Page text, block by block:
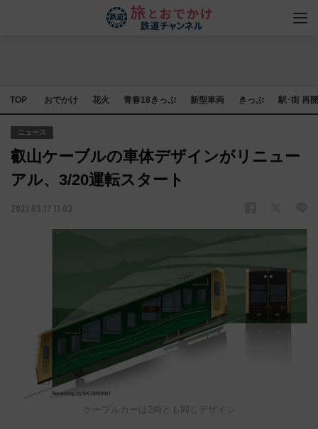
TOP おでかけ 花火 青春18きっぷ 新型車両 きっぷ 駅･街 再
ニュース
叡山ケーブルの車体デザインがリニュー
アル、3/20運転スタート
2021.03.17 11:03
ケーブルカーは2両とも同じデザイン